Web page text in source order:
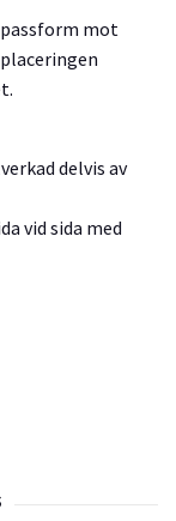
mot
delvis av
vid sida med